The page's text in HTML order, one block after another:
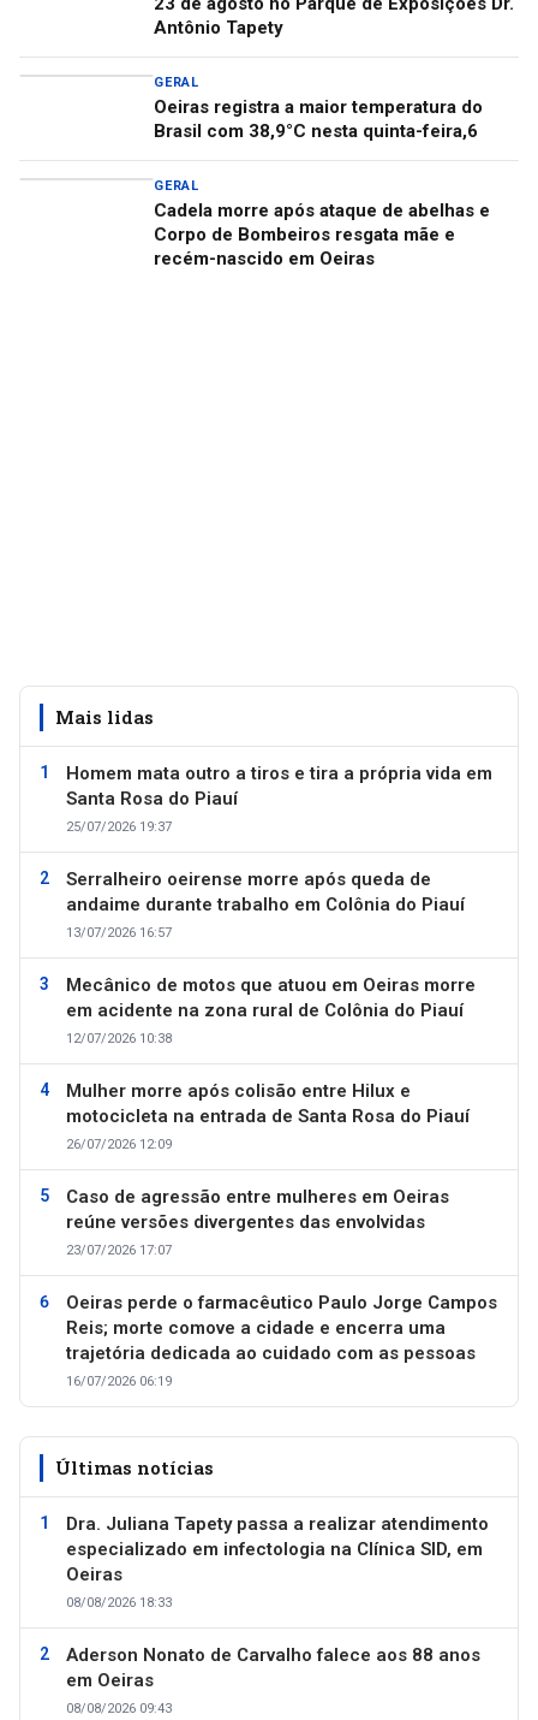
Antônio Tapety
GERAL
Oeiras registra a maior temperatura do
Brasil com 38,9°C nesta quinta-feira,6
GERAL
Cadela morre após ataque de abelhas e
Corpo de Bombeiros resgata mãe e
recém-nascido em Oeiras
Mais lidas
Homem mata outro a tiros e tira a própria vida em
Santa Rosa do Piauí
25/07/2026 19:37
Serralheiro oeirense morre após queda de
andaime durante trabalho em Colônia do Piauí
13/07/2026 16:57
Mecânico de motos que atuou em Oeiras morre
em acidente na zona rural de Colônia do Piauí
12/07/2026 10:38
Mulher morre após colisão entre Hilux e
motocicleta na entrada de Santa Rosa do Piauí
26/07/2026 12:09
Caso de agressão entre mulheres em Oeiras
reúne versões divergentes das envolvidas
23/07/2026 17:07
Oeiras perde o farmacêutico Paulo Jorge Campos
Reis; morte comove a cidade e encerra uma
trajetória dedicada ao cuidado com as pessoas
16/07/2026 06:19
Últimas notícias
Dra. Juliana Tapety passa a realizar atendimento
especializado em infectologia na Clínica SID, em
Oeiras
08/08/2026 18:33
Aderson Nonato de Carvalho falece aos 88 anos
em Oeiras
08/08/2026 09:43